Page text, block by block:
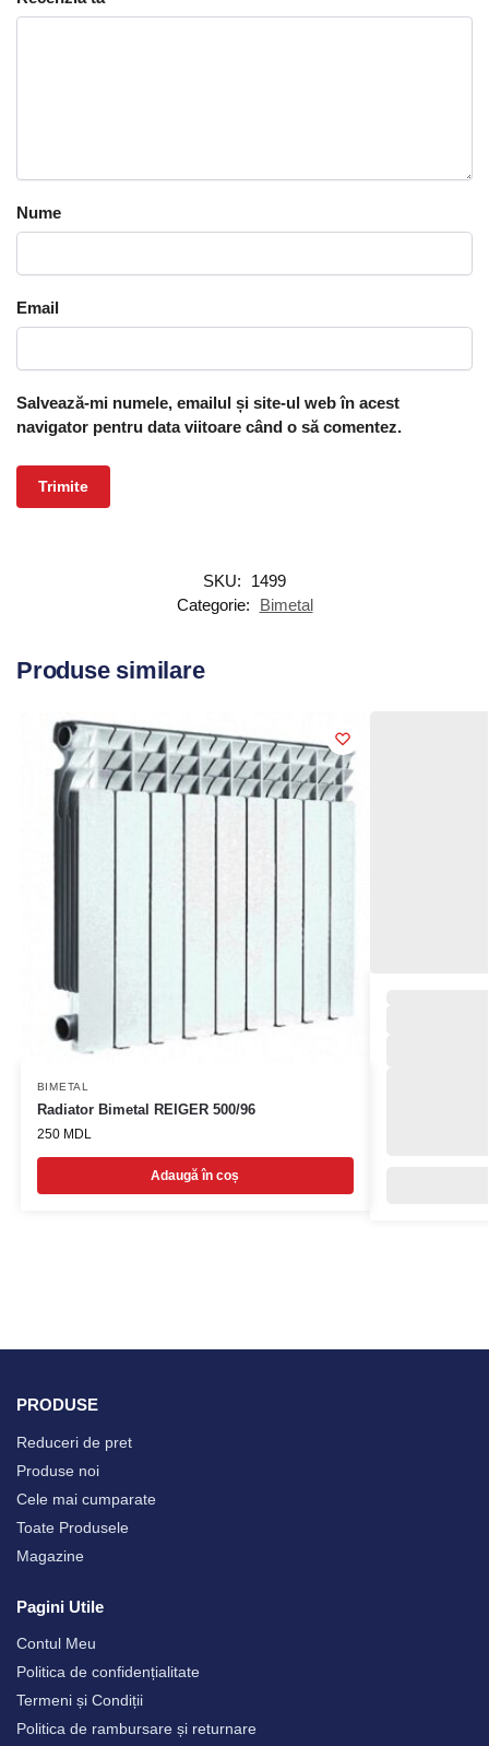
Nume
Email
Salvează-mi numele, emailul și site-ul web în acest
navigator pentru data viitoare când o să comentez.
SKU:
1499
Categorie:
Bimetal
Produse similare
BIMETAL
Radiator Bimetal REIGER 500/96
250 MDL
Adaugă în coș
PRODUSE
Reduceri de pret
Produse noi
Cele mai cumparate
Toate Produsele
Magazine
Pagini Utile
Contul Meu
Politica de confidențialitate
Termeni și Condiții
Politica de rambursare și returnare